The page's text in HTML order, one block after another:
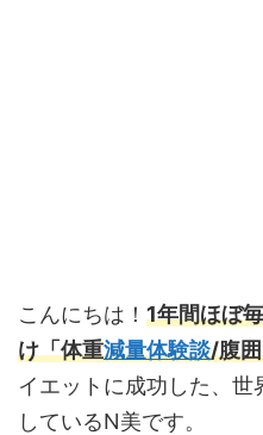
こんにちは！ 1年間ほぼ
け「体重減量体験談/腹
イエットに成功した、世
しているN美です。